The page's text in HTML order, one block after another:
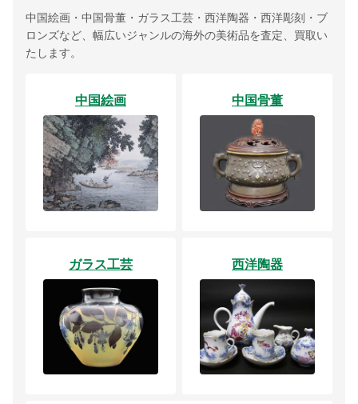
中国絵画・中国骨董・ガラス工芸・西洋陶器・西洋彫刻・ブ
ロンズなど、幅広いジャンルの海外の美術品を査定、買取い
たします。
中国絵画 中国骨董
ガラス工芸 西洋陶器